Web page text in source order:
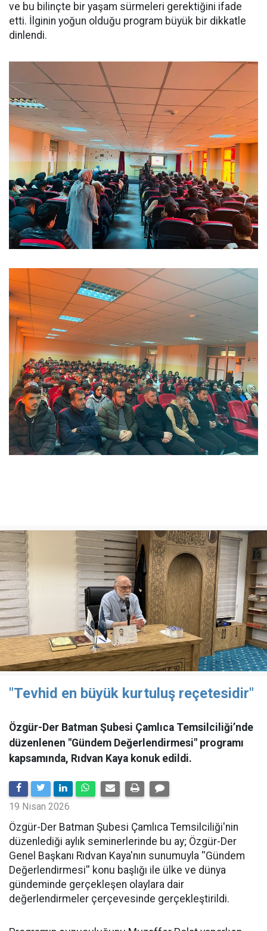
ve bu bilinçte bir yaşam sürmeleri gerektiğini ifade
etti. İlginin yoğun olduğu program büyük bir dikkatle
dinlendi.
"Tevhid en büyük kurtuluş reçetesidir"
Özgür-Der Batman Şubesi Çamlıca Temsilciliği’nde
düzenlenen "Gündem Değerlendirmesi" programı
kapsamında, Rıdvan Kaya konuk edildi.
19 Nisan 2026
​Özgür-Der Batman Şubesi Çamlıca Temsilciliği'nin
düzenlediği aylık seminerlerinde bu ay; Özgür-Der
Genel Başkanı Rıdvan Kaya'nın sunumuyla ''Gündem
Değerlendirmesi'' konu başlığı ile ülke ve dünya
gündeminde gerçekleşen olaylara dair
değerlendirmeler çerçevesinde gerçekleştirildi.